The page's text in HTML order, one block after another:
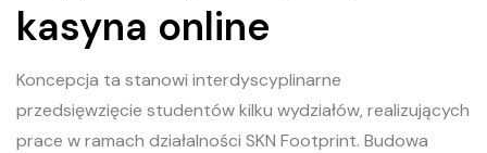
kasyna online
Koncepcja ta stanowi interdyscyplinarne
przedsięwzięcie studentów kilku wydziałów, realizujących
prace w ramach działalności SKN Footprint. Budowa